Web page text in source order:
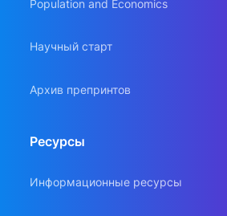
Population and Economics
Научный старт
Архив препринтов
Ресурсы
Информационные ресурсы